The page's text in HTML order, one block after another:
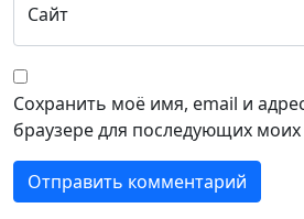
Сайт
Сохранить моё имя, email и
браузере для последующих